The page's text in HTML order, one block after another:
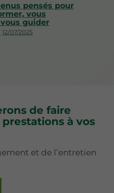
12/07/2025
pensés pour
vous
guider
de faire
à vos
et de l’entretien